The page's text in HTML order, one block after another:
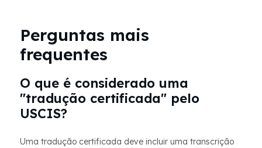
Perguntas mais
frequentes
O que é considerado uma
"tradução certificada" pelo
USCIS?
Uma tradução certificada deve incluir uma transcrição